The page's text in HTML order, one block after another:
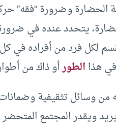
الحضارة وضرورة “فقه”
يتحدد عنده في
لكل فرد من أفراده في
هذاالطورأو ذاك من
من وسائل تثقيفية
ويقدر المجتمع المتحضر